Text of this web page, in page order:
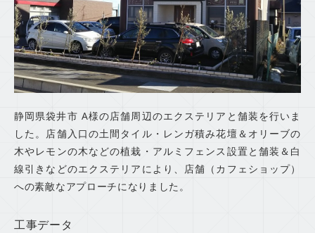
静岡県袋井市 A様の店舗周辺のエクステリアと舗装を行いま
した。店舗入口の土間タイル・レンガ積み花壇＆オリーブの
木やレモンの木などの植栽・アルミフェンス設置と舗装＆白
線引きなどのエクステリアにより、店舗（カフェショップ）
への素敵なアプローチになりました。
工事データ